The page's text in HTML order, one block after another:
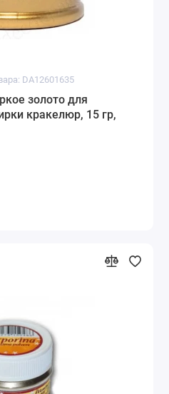
DA12601635
золото для
кракелюр, 15 гр,